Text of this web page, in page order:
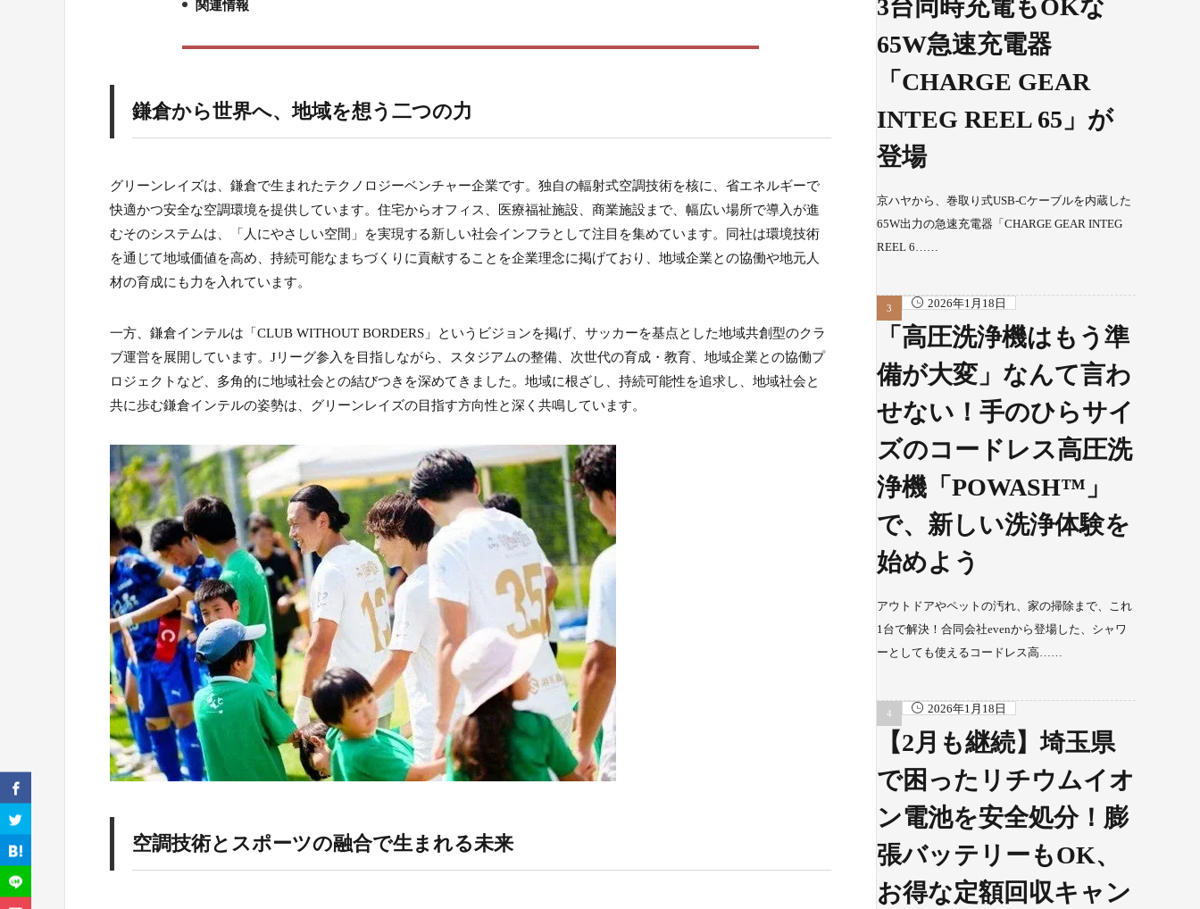
3.
関連情報
鎌倉から世界へ、地域を想う二つの力
グリーンレイズは、鎌倉で生まれたテクノロジーベンチャー企業です。独自の輻射式空調技術を核に、省エネルギーで
快適かつ安全な空調環境を提供しています。住宅からオフィス、医療福祉施設、商業施設まで、幅広い場所で導入が進
むそのシステムは、「人にやさしい空間」を実現する新しい社会インフラとして注目を集めています。同社は環境技術
を通じて地域価値を高め、持続可能なまちづくりに貢献することを企業理念に掲げており、地域企業との協働や地元人
材の育成にも力を入れています。
一方、鎌倉インテルは「CLUB WITHOUT BORDERS」というビジョンを掲げ、サッカーを基点とした地域共創型のクラ
ブ運営を展開しています。Jリーグ参入を目指しながら、スタジアムの整備、次世代の育成・教育、地域企業との協働プ
ロジェクトなど、多角的に地域社会との結びつきを深めてきました。地域に根ざし、持続可能性を追求し、地域社会と
共に歩む鎌倉インテルの姿勢は、グリーンレイズの目指す方向性と深く共鳴しています。
空調技術とスポーツの融合で生まれる未来
3台同時充電もOKな
65W急速充電器
「CHARGE GEAR
INTEG REEL 65」が
登場
京ハヤから、巻取り式USB-Cケーブルを内蔵した
65W出力の急速充電器「CHARGE GEAR INTEG
REEL 6……
2026年1月18日
「高圧洗浄機はもう準
備が大変」なんて言わ
せない！手のひらサイ
ズのコードレス高圧洗
浄機「POWASH™」
で、新しい洗浄体験を
始めよう
アウトドアやペットの汚れ、家の掃除まで、これ
1台で解決！合同会社evenから登場した、シャワ
ーとしても使えるコードレス高……
2026年1月18日
【2月も継続】埼玉県
で困ったリチウムイオ
ン電池を安全処分！膨
張バッテリーもOK、
お得な定額回収キャン